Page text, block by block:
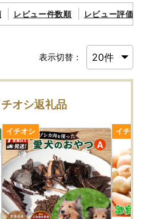
レビュー件数順 レビュー評価順
表示切替：
オシ返礼品